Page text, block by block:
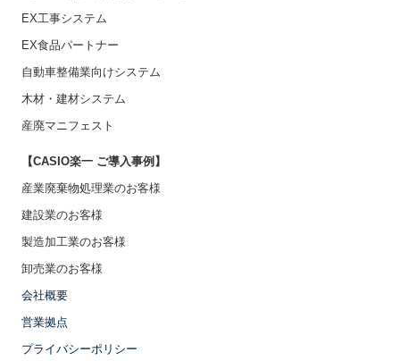
EX工事システム
EX食品パートナー
自動車整備業向けシステム
木材・建材システム
産廃マニフェスト
【CASIO楽一 ご導入事例】
産業廃棄物処理業のお客様
建設業のお客様
製造加工業のお客様
卸売業のお客様
会社概要
営業拠点
プライバシーポリシー